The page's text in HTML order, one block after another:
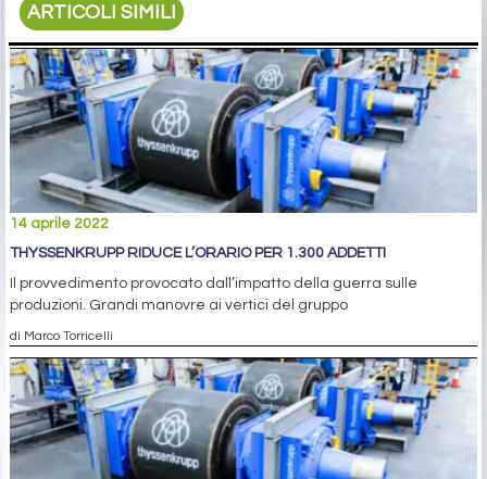
ARTICOLI SIMILI
14 aprile 2022
THYSSENKRUPP RIDUCE L’ORARIO PER 1.300 ADDETTI
Il provvedimento provocato dall’impatto della guerra sulle
produzioni. Grandi manovre ai vertici del gruppo
di Marco Torricelli